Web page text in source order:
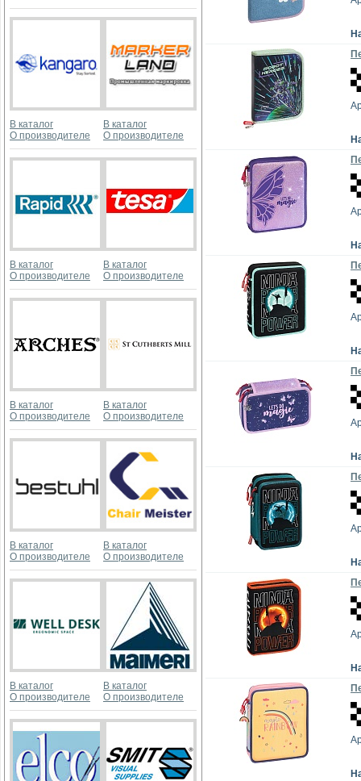
В каталог
О производителе
В каталог
О производителе
В каталог
О производителе
В каталог
О производителе
В каталог
О производителе
В каталог
О производителе
В каталог
О производителе
В каталог
О производителе
В каталог
О производителе
В каталог
О производителе